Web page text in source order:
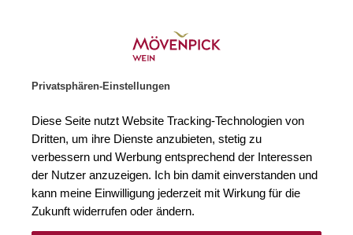
Privatsphären-Einstellungen
Diese Seite nutzt Website Tracking-Technologien von
Dritten, um ihre Dienste anzubieten, stetig zu
verbessern und Werbung entsprechend der Interessen
der Nutzer anzuzeigen. Ich bin damit einverstanden und
kann meine Einwilligung jederzeit mit Wirkung für die
Zukunft widerrufen oder ändern.
Zum Ende der Bildgalerie springen
Zum Anfang der